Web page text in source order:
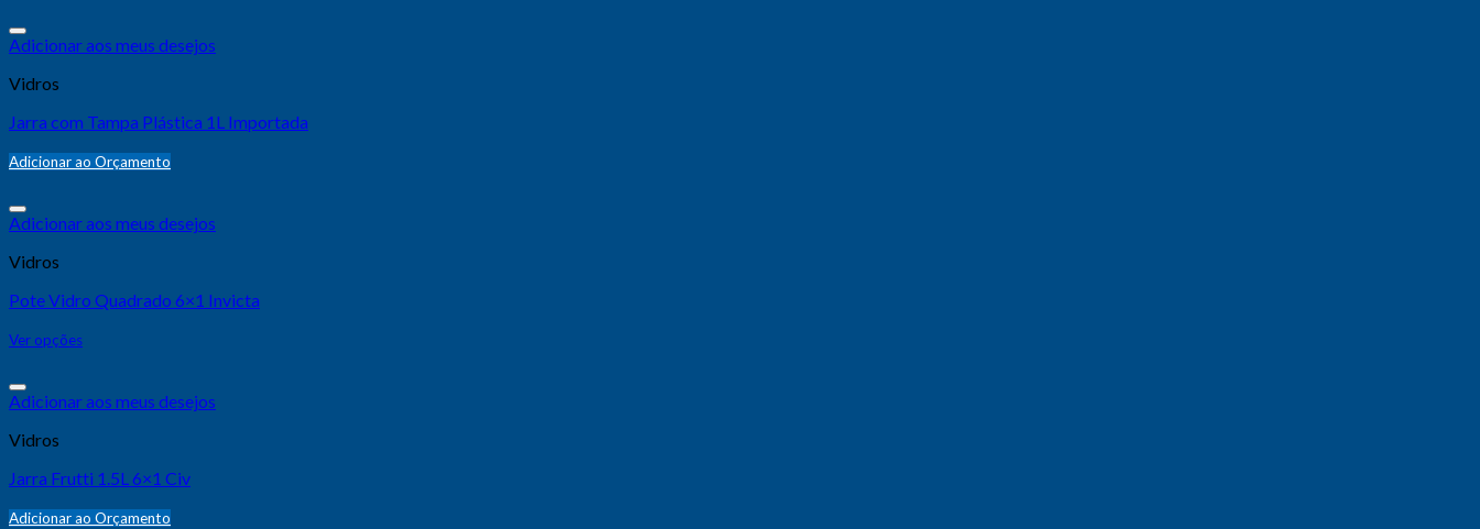
Adicionar aos meus desejos
Vidros
Jarra com Tampa Plástica 1L Importada
Adicionar ao Orçamento
Adicionar aos meus desejos
Vidros
Pote Vidro Quadrado 6×1 Invicta
Ver opções
Adicionar aos meus desejos
Vidros
Jarra Frutti 1.5L 6×1 Civ
Adicionar ao Orçamento